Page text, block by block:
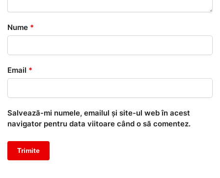
Nume *
Email *
Salvează-mi numele, emailul și site-ul web în acest
navigator pentru data viitoare când o să comentez.